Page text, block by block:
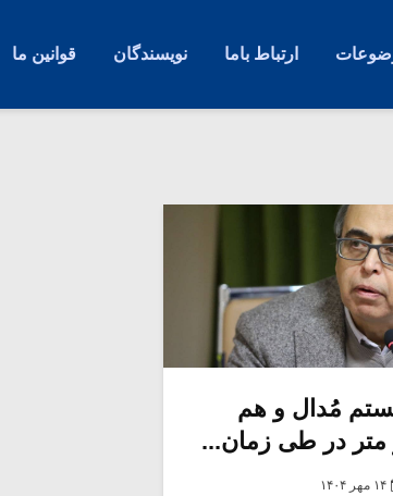
ارتباط باما نویسندگان قوانین ما
مُدال و هم
متر در طی زمان...
۱۴ مهر ۱۴۰۴